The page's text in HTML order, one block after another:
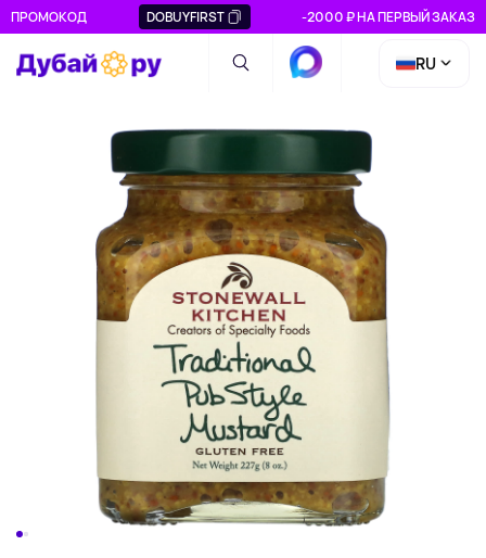
ПРОМОКОД DOBUYFIRST -2000 ₽ НА ПЕРВЫЙ ЗАКАЗ
RU